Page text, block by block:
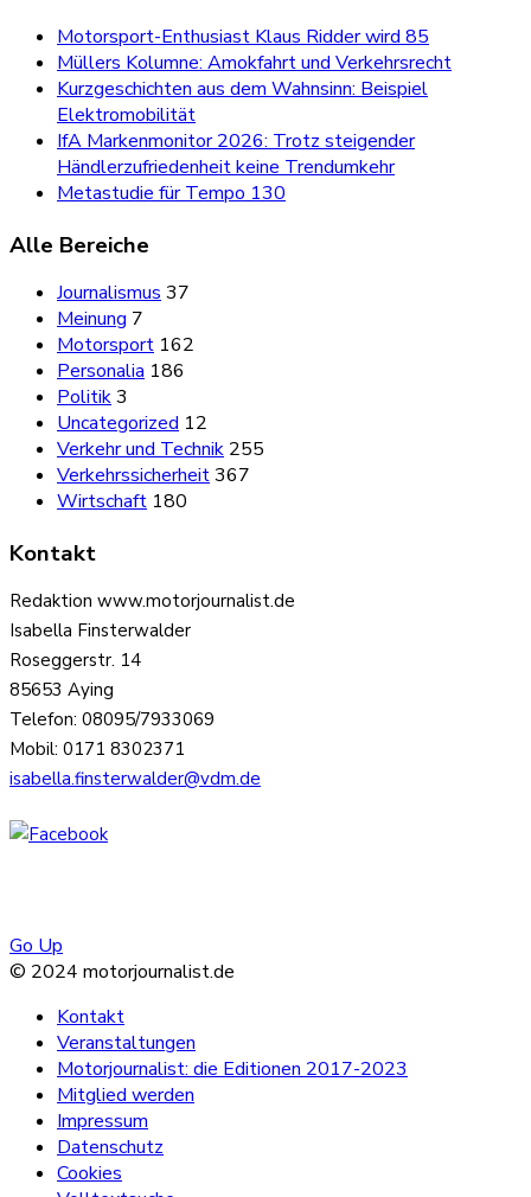
Motorsport-Enthusiast Klaus Ridder wird 85
Müllers Kolumne: Amokfahrt und Verkehrsrecht
Kurzgeschichten aus dem Wahnsinn: Beispiel
Elektromobilität
IfA Markenmonitor 2026: Trotz steigender
Händlerzufriedenheit keine Trendumkehr
Metastudie für Tempo 130
Alle Bereiche
Journalismus 37
Meinung 7
Motorsport 162
Personalia 186
Politik3
Uncategorized 12
Verkehr und Technik 255
Verkehrssicherheit367
Wirtschaft 180
Kontakt
Redaktion www.motorjournalist.de
Isabella Finsterwalder
Roseggerstr. 14
85653 Aying
Telefon: 08095/7933069
Mobil: 0171 8302371
isabella.finsterwalder@vdm.de
Go Up
© 2024 motorjournalist.de
Kontakt
Veranstaltungen
Motorjournalist: die Editionen 2017-2023
Mitglied werden
Impressum
Datenschutz
Cookies